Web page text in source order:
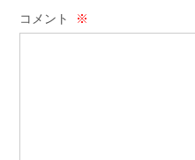
コメント ※